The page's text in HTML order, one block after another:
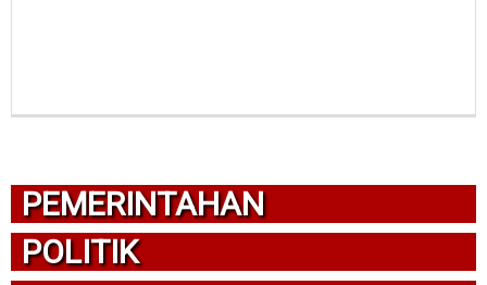
PEMERINTAHAN
POLITIK